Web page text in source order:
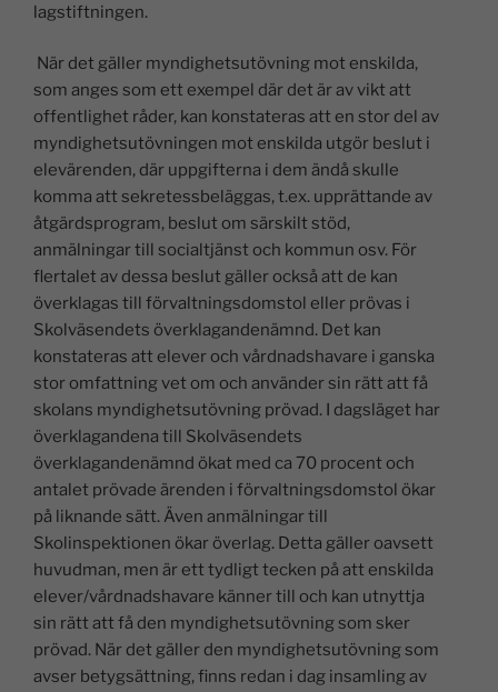
lagstiftningen.
När det gäller myndighetsutövning mot enskilda,
som anges som ett exempel där det är av vikt att
offentlighet råder, kan konstateras att en stor del av
myndighetsutövningen mot enskilda utgör beslut i
elevärenden, där uppgifterna i dem ändå skulle
komma att sekretessbeläggas, t.ex. upprättande av
åtgärdsprogram, beslut om särskilt stöd,
anmälningar till socialtjänst och kommun osv. För
flertalet av dessa beslut gäller också att de kan
överklagas till förvaltningsdomstol eller prövas i
Skolväsendets överklagandenämnd. Det kan
konstateras att elever och vårdnadshavare i ganska
stor omfattning vet om och använder sin rätt att få
skolans myndighetsutövning prövad. I dagsläget har
överklagandena till Skolväsendets
överklagandenämnd ökat med ca 70 procent och
antalet prövade ärenden i förvaltningsdomstol ökar
på liknande sätt. Även anmälningar till
Skolinspektionen ökar överlag. Detta gäller oavsett
huvudman, men är ett tydligt tecken på att enskilda
elever/vårdnadshavare känner till och kan utnyttja
sin rätt att få den myndighetsutövning som sker
prövad. När det gäller den myndighetsutövning som
avser betygsättning, finns redan i dag insamling av